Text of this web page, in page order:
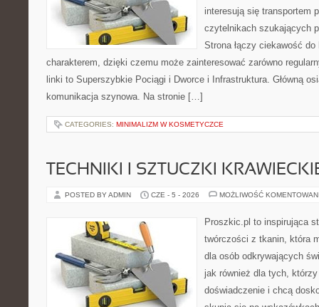
interesują się transportem
czytelnikach szukających
Strona łączy ciekawość
charakterem, dzięki czemu może zainteresować zarówno
linki to Superszybkie Pociągi i Dworce i Infrastruktura. Główną
komunikacja szynowa. Na stronie […]
CATEGORIES: MINIMALIZM W KOSMETYCZCE
TECHNIKI I SZTUCZKI
POSTED BY ADMIN CZE - 5 - 2026 MOŻLIWOŚĆ
Proszkic.pl to inspirująca
twórczości z tkanin, która
dla osób odkrywających
jak również dla tych,
doświadczenie i chcą